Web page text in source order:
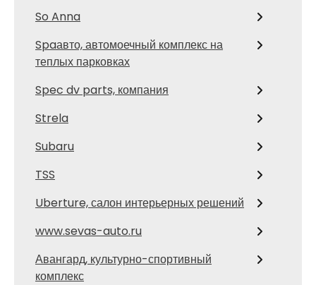
So Anna
Spaавто, автомоечный комплекс на
теплых парковках
Spec dv parts, компания
Strela
Subaru
TSS
Uberture, салон интерьерных решений
www.sevas-auto.ru
Авангард, культурно-спортивный
комплекс